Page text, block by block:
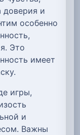
доверия и
особенно
Это
имеет
игры,
и
Важны